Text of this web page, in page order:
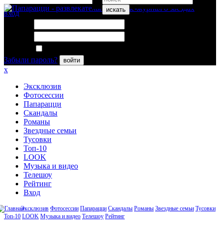
искать
вход
Забыли пароль?
войти
x
Эксклюзив
Фотосессии
Папарацци
Скандалы
Романы
Звездные семьи
Тусовки
Топ-10
LOOK
Музыка и видео
Телешоу
Рейтинг
Вход
Эксклюзив Фотосессии Папарацци Скандалы Романы Звездные семьи Тусовки
Топ-10 LOOK Музыка и видео Телешоу Рейтинг